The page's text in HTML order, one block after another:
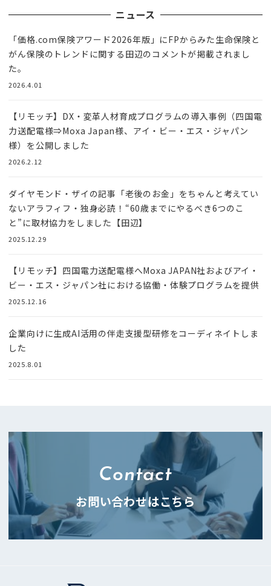
ニュース
「価格.com保険アワード2026年版」にFPからみた生命保険と
がん保険のトレンドに関する田辺のコメントが掲載されまし
た。
2026.4.01
【リモッチ】DX・変革人材育成プログラムの導入事例（四国電
力送配電様⇒Moxa Japan様、アイ・ビー・エス・ジャパン
様）を公開しました
2026.2.12
ダイヤモンド・ザイの記事「老後のお金」をちゃんと考えてい
ないアラフィフ・独身必読！“60歳までにやるべき6つのこ
と”に取材協力をしました【田辺】
2025.12.29
【リモッチ】四国電⼒送配電様へMoxa JAPAN社およびアイ・
ビー・エス・ジャパン社における協働・体験プログラムを提供
2025.12.16
企業向けに生成AI活用の伴走支援型研修をコーディネイトしま
した
2025.8.01
Contact
お問い合わせはこちら